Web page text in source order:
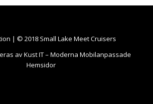
| © 2018 Small Lake Meet Cruisers
av Kust IT – Moderna Mobilanpassade
Hemsidor